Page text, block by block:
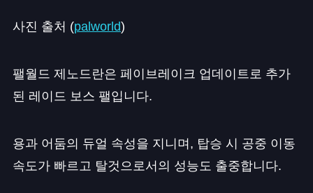
사진 출처 (palworld)
팰월드 제노드란은 페이브레이크 업데이트로 추가
된 레이드 보스 팰입니다.
용과 어둠의 듀얼 속성을 지니며, 탑승 시 공중 이동
속도가 빠르고 탈것으로서의 성능도 출중합니다.